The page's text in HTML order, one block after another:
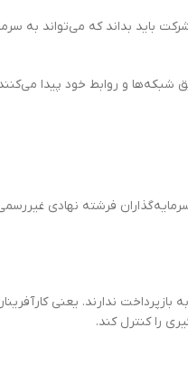
بداند که می‌تواند به
شبکه‌ها و روابط خود پیدا
فرشته نهادی
ندارند. یعنی
را کنترل کند.